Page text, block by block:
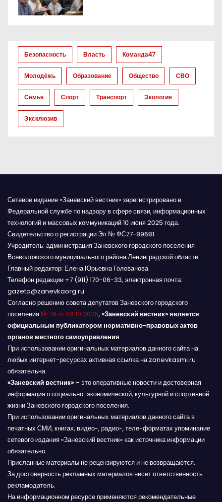
з
п
и
с
я
Безопасность Власть Команда47
Молодёжь Образование Общество СВО
Семья Спорт Транспорт Экология
Эксклюзив
Сетевое издание «Заневский вестник» зарегистрировано в
Федеральной службе по надзору в сфере связи, информационных
технологий и массовых коммуникаций 10 июня 2025 года.
Свидетельство о регистрации Эл № ФС77-89681.
Учредитель: администрация Заневского городского поселения
Всеволожского муниципального района Ленинградской области.
Главный редактор: Елена Юрьевна Голованова.
Телефон редакции +7 (911) 170-06-33, электронная почта:
gazeta@zanevkaorg.ru
Согласно решению совета депутатов Заневского городского
поселения № 78 от 09.10.2025, «Заневский вестник» является
официальным публикатором нормативно-правовых актов
органов местного самоуправления.
При использовании оригинальных материалов данного сайта на
любых интернет-ресурсах активная ссылка на zanevkasmi.ru
обязательна.
«Заневский вестник» – это оперативные новости и достоверная
информация о социально-экономической, культурной и спортивной
жизни Заневского городского поселения.
При использовании оригинальных материалов данного сайта в
печатных СМИ, книгах, видео-, радио-, теле-форматах упоминание
сетевого издания «Заневский вестник» как источника информации
обязательно.
Присланные материалы не рецензируются и не возвращаются.
За достоверность рекламных материалов несет ответственность
рекламодатель.
На информационном ресурсе применяются рекомендательные